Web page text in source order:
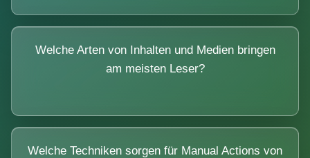
Welche Arten von Inhalten und Medien bringen
am meisten Leser?
Welche Techniken sorgen für Manual Actions von